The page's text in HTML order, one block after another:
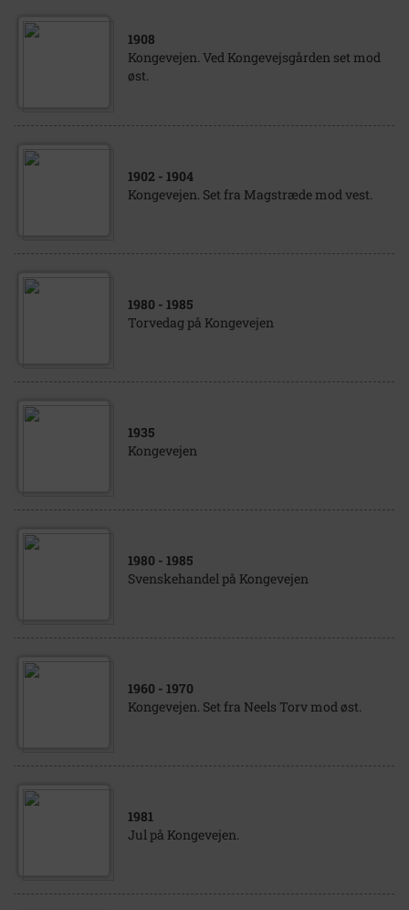
1908
Kongevejen. Ved Kongevejsgården set mod
øst.
1902 - 1904
Kongevejen. Set fra Magstræde mod vest.
1980 - 1985
Torvedag på Kongevejen
1935
Kongevejen
1980 - 1985
Svenskehandel på Kongevejen
1960 - 1970
Kongevejen. Set fra Neels Torv mod øst.
1981
Jul på Kongevejen.